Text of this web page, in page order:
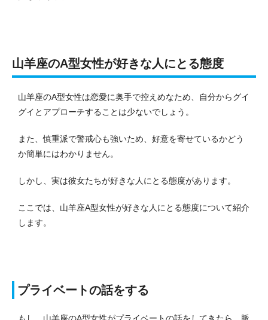
山羊座のA型女性が好きな人にとる態度
山羊座のA型女性は恋愛に奥手で控えめなため、自分からグイ
グイとアプローチすることは少ないでしょう。
また、慎重派で警戒心も強いため、好意を寄せているかどう
か簡単にはわかりません。
しかし、実は彼女たちが好きな人にとる態度があります。
ここでは、山羊座A型女性が好きな人にとる態度について紹介
します。
プライベートの話をする